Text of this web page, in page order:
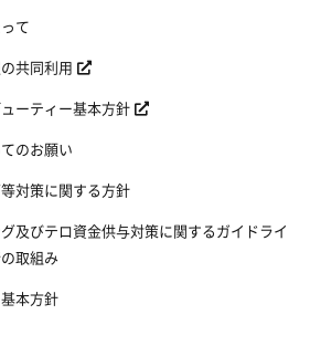
て
共同利用
ーティー基本方針
のお願い
対策に関する方針
及びテロ資金供与対策に関するガイドライ
取組み
本方針